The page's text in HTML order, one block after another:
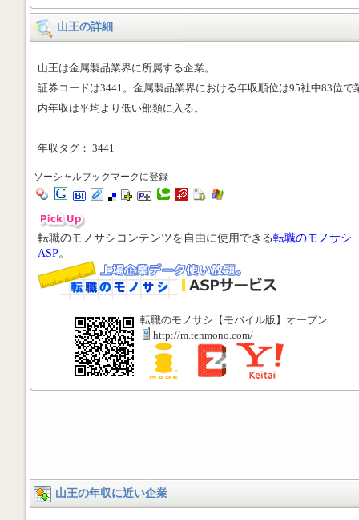
山王の詳細
山王は金属製品業界に所属する企業。
証券コードは3441。金属製品業界における年収順位は95社中83位で
内年収は平均より低い部類に入る。
年収タグ： 3441
ソーシャルブックマークに登録
転職のモノサシコンテンツを自由に使用できる転職のモノサシ
ASP。
転職のモノサシ【モバイル版】オープン
http://m.tenmono.com/
山王の年収に近い企業